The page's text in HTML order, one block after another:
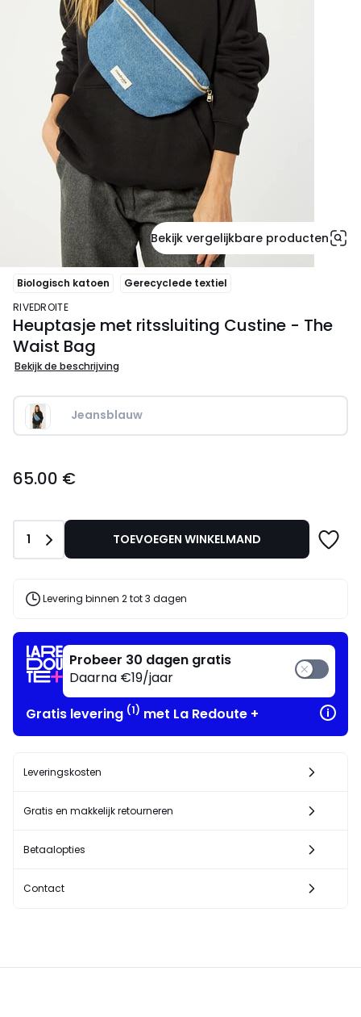
Bekijk vergelijkbare producten
Biologisch katoen
Gerecyclede textiel
RIVEDROITE
Heuptasje met ritssluiting Custine - The
Waist Bag
Bekijk de beschrijving
Jeansblauw
€.
65.00 €
Aantal
1 TOEVOEGEN WINKELMAND
Levering binnen 2 tot 3 dagen
Probeer 30 dagen gratis
Daarna €19/jaar
Gratis levering (1) met La Redoute +
Leveringskosten
Gratis en makkelijk retourneren
Betaalopties
Contact